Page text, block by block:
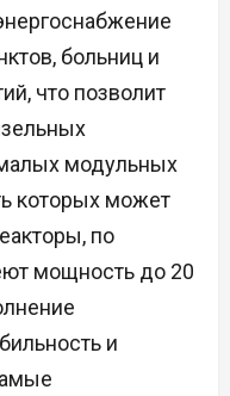
больниц и
что позволит
модульных
которых может
по
мощность до 20
и